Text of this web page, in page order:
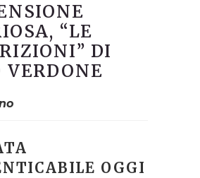
“LE
DI
VERDONE
OGGI